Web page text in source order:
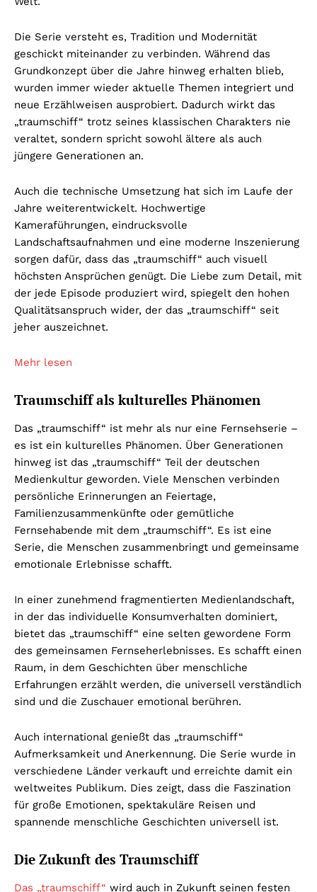
Die Serie versteht es, Tradition und Modernität
geschickt miteinander zu verbinden. Während das
Grundkonzept über die Jahre hinweg erhalten blieb,
wurden immer wieder aktuelle Themen integriert und
neue Erzählweisen ausprobiert. Dadurch wirkt das
„traumschiff“ trotz seines klassischen Charakters nie
veraltet, sondern spricht sowohl ältere als auch
jüngere Generationen an.
Auch die technische Umsetzung hat sich im Laufe der
Jahre weiterentwickelt. Hochwertige
Kameraführungen, eindrucksvolle
Landschaftsaufnahmen und eine moderne Inszenierung
sorgen dafür, dass das „traumschiff“ auch visuell
höchsten Ansprüchen genügt. Die Liebe zum Detail, mit
der jede Episode produziert wird, spiegelt den hohen
Qualitätsanspruch wider, der das „traumschiff“ seit
jeher auszeichnet.
Mehr lesen
Traumschiff als kulturelles Phänomen
Das „traumschiff“ ist mehr als nur eine Fernsehserie –
es ist ein kulturelles Phänomen. Über Generationen
hinweg ist das „traumschiff“ Teil der deutschen
Medienkultur geworden. Viele Menschen verbinden
persönliche Erinnerungen an Feiertage,
Familienzusammenkünfte oder gemütliche
Fernsehabende mit dem „traumschiff“. Es ist eine
Serie, die Menschen zusammenbringt und gemeinsame
emotionale Erlebnisse schafft.
In einer zunehmend fragmentierten Medienlandschaft,
in der das individuelle Konsumverhalten dominiert,
bietet das „traumschiff“ eine selten gewordene Form
des gemeinsamen Fernseherlebnisses. Es schafft einen
Raum, in dem Geschichten über menschliche
Erfahrungen erzählt werden, die universell verständlich
sind und die Zuschauer emotional berühren.
Auch international genießt das „traumschiff“
Aufmerksamkeit und Anerkennung. Die Serie wurde in
verschiedene Länder verkauft und erreichte damit ein
weltweites Publikum. Dies zeigt, dass die Faszination
für große Emotionen, spektakuläre Reisen und
spannende menschliche Geschichten universell ist.
Die Zukunft des Traumschiff
Das „traumschiff“ wird auch in Zukunft seinen festen